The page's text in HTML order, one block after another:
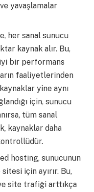
yavaşlamalar
her sanal sunucu
kaynak alır. Bu,
iyi bir performans
faaliyetlerinden
yine aynı
için, sunucu
tüm sanal
kaynaklar daha
hosting, sunucunun
için ayırır. Bu,
site trafiği arttıkça